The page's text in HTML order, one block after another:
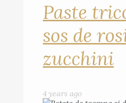
Paste
sos de
zucchini
4 years ago